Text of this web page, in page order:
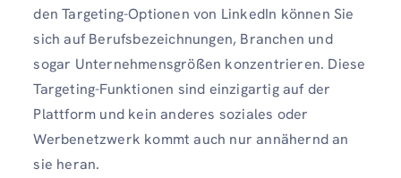
den Targeting-Optionen von LinkedIn können Sie
sich auf Berufsbezeichnungen, Branchen und
sogar Unternehmensgrößen konzentrieren. Diese
Targeting-Funktionen sind einzigartig auf der
Plattform und kein anderes soziales oder
Werbenetzwerk kommt auch nur annähernd an
sie heran.